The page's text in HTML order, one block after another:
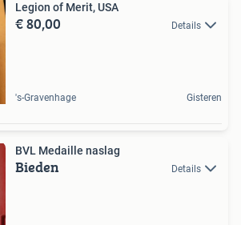
Legion of Merit, USA
€ 80,00 Details
's-Gravenhage Gisteren
BVL Medaille naslag
Bieden Details